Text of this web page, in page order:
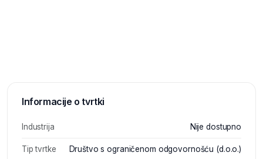
Informacije o tvrtki
Industrija Nije dostupno
Tip tvrtke Društvo s ograničenom odgovornošću (d.o.o.)